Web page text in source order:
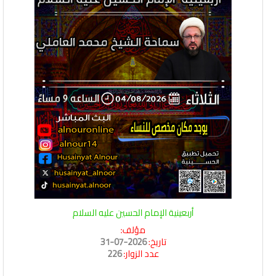
أربعينية الإمام الحسين عليه السلام
مؤلف:
تاريخ:2026-07-31
عدد الزوار:226